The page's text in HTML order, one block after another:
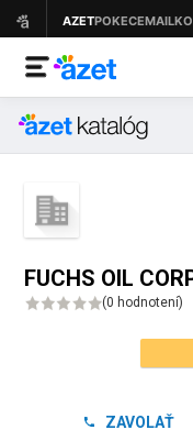
FUCHS OIL
(0 hodnotení)
ZAVOLAŤ